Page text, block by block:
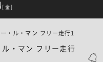
[金]
・マン フリー走行
ル・マン フリー走行1